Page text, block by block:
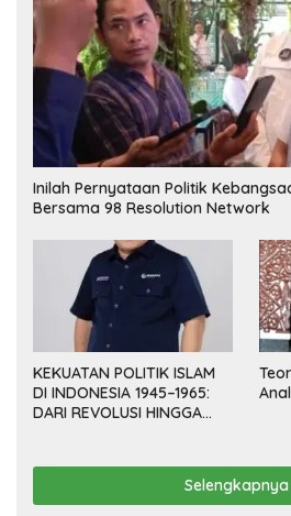
Inilah Pernyataan Politik
Bersama 98 Resolution Network
KEKUATAN POLITIK ISLAM
DI INDONESIA 1945–1965:
DARI REVOLUSI HINGGA
Selengkapnya